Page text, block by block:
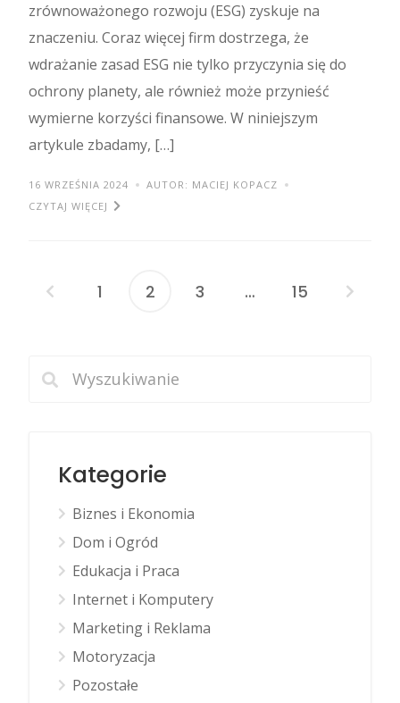
zrównoważonego rozwoju (ESG) zyskuje na
znaczeniu. Coraz więcej firm dostrzega, że
wdrażanie zasad ESG nie tylko przyczynia się do
ochrony planety, ale również może przynieść
wymierne korzyści finansowe. W niniejszym
artykule zbadamy, […]
16 WRZEŚNIA 2024
AUTOR: MACIEJ KOPACZ
CZYTAJ WIĘCEJ
Nawigacja
1 2 3 … 15
Kategorie
Biznes i Ekonomia
Dom i Ogród
Edukacja i Praca
Internet i Komputery
Marketing i Reklama
Motoryzacja
Pozostałe